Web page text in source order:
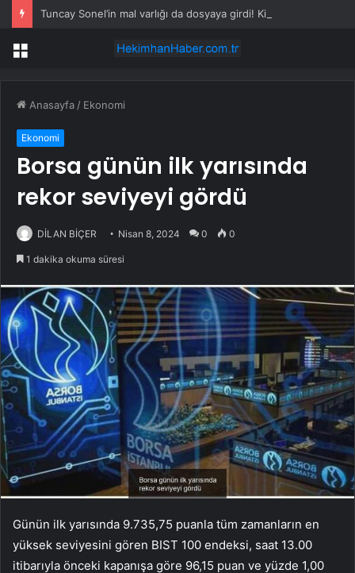
Menü
Anasayfa / Ekonomi
Ekonomi
Borsa günün ilk yarısında
rekor seviyeyi gördü
DİLAN BİÇER Nisan 8, 2024 0 0
1 dakika okuma süresi
Günün ilk yarısında 9.735,75 puanla tüm zamanların en
yüksek seviyesini gören BIST 100 endeksi, saat 13.00
itibarıyla önceki kapanışa göre 96,15 puan ve yüzde 1,00